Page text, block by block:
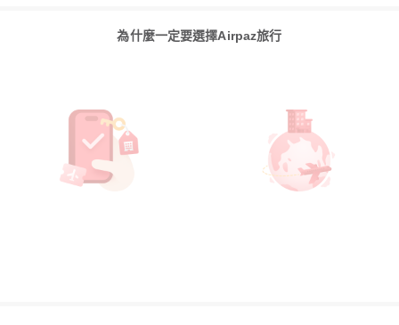
為什麼一定要選擇Airpaz旅行